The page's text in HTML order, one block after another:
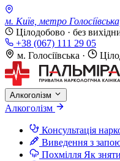
м. Київ, метро
Цілодобово · без
+38 (067) 111 29 05
м. Голосіївська ·
Алкоголізм
Алкоголізм
Консультація
Виведення з
Похмілля Як